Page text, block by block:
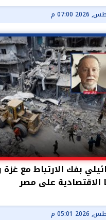
بفك الارتباط مع غزة
الاقتصادية على مصر